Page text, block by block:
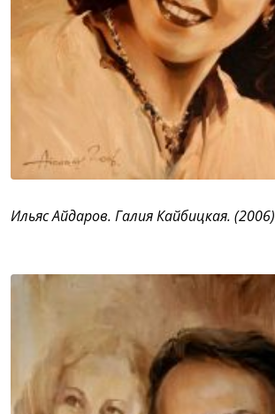
Ильяс Айдаров. Галия Кайбицкая. (2006)